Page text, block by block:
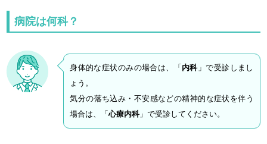
病院は何科？
身体的な症状のみの場合は、「 内科」で受診しまし
ょう。
気分の落ち込み・不安感などの精神的な症状を伴う
場合は、「心療内科」で受診してください。